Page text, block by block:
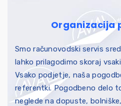
Organizacija
Smo računovodski servis
lahko prilagodimo skoraj
Vsako podjetje, naša
referentki. Pogodbeno delo
neglede na dopuste,